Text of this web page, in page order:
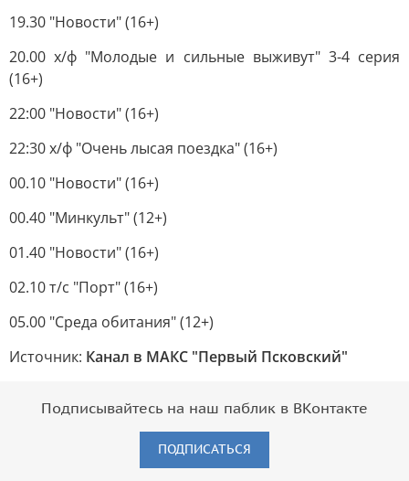
19.30 "Новости" (16+)
20.00 х/ф "Молодые и сильные выживут" 3-4 серия
(16+)
22:00 "Новости" (16+)
22:30 х/ф "Очень лысая поездка" (16+)
00.10 "Новости" (16+)
00.40 "Минкульт" (12+)
01.40 "Новости" (16+)
02.10 т/с "Порт" (16+)
05.00 "Среда обитания" (12+)
Источник: Канал в МАКС "Первый Псковский"
Подписывайтесь на наш паблик в ВКонтакте
ПОДПИСАТЬСЯ